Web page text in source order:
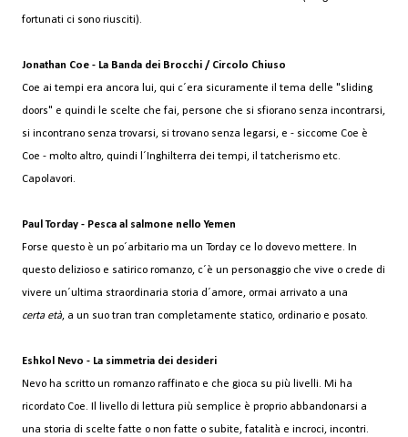
fortunati ci sono riusciti).
Jonathan Coe - La Banda dei Brocchi / Circolo Chiuso
Coe ai tempi era ancora lui, qui c´era sicuramente il tema delle "sliding
doors" e quindi le scelte che fai, persone che si sfiorano senza incontrarsi,
si incontrano senza trovarsi, si trovano senza legarsi, e - siccome Coe è
Coe - molto altro, quindi l´Inghilterra dei tempi, il tatcherismo etc.
Capolavori.
Paul Torday - Pesca al salmone nello Yemen
Forse questo è un po´arbitario ma un Torday ce lo dovevo mettere. In
questo delizioso e satirico romanzo, c´è un personaggio che vive o crede di
vivere un´ultima straordinaria storia d´amore, ormai arrivato a una
certa età, a un suo tran tran completamente statico, ordinario e posato.
Eshkol Nevo - La simmetria dei desideri
Nevo ha scritto un romanzo raffinato e che gioca su più livelli. Mi ha
ricordato Coe. Il livello di lettura più semplice è proprio abbandonarsi a
una storia di scelte fatte o non fatte o subite, fatalità e incroci, incontri.